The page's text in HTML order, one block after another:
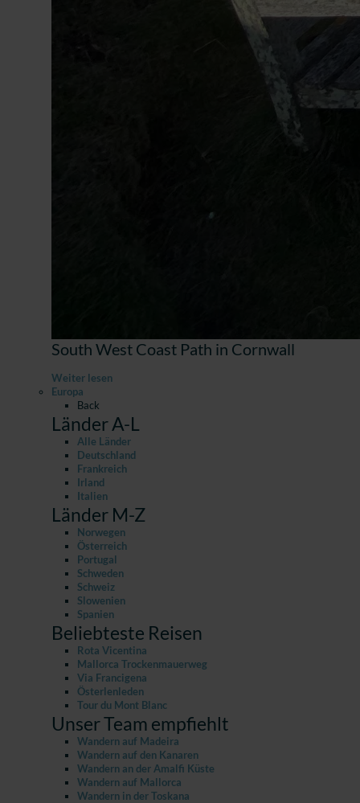
South West Coast Path in Cornwall
Weiter lesen
Europa
Back
Länder A-L
Alle Länder
Deutschland
Frankreich
Irland
Italien
Länder M-Z
Norwegen
Österreich
Portugal
Schweden
Schweiz
Slowenien
Spanien
Beliebteste Reisen
Rota Vicentina
Mallorca Trockenmauerweg
Via Francigena
Österlenleden
Tour du Mont Blanc
Unser Team empfiehlt
Wandern auf Madeira
Wandern auf den Kanaren
Wandern an der Amalfi Küste
Wandern auf Mallorca
Wandern in der Toskana